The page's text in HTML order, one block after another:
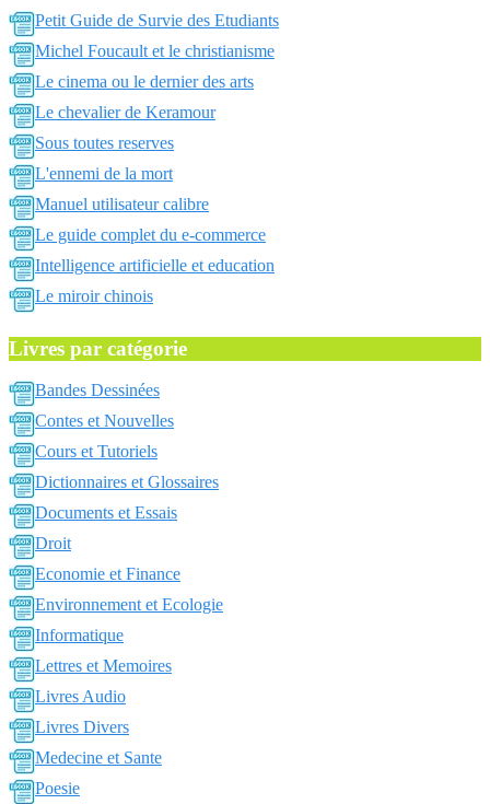
Petit Guide de Survie des Etudiants
Michel Foucault et le christianisme
Le cinema ou le dernier des arts
Le chevalier de Keramour
Sous toutes reserves
L'ennemi de la mort
Manuel utilisateur calibre
Le guide complet du e-commerce
Intelligence artificielle et education
Le miroir chinois
Livres par catégorie
Bandes Dessinées
Contes et Nouvelles
Cours et Tutoriels
Dictionnaires et Glossaires
Documents et Essais
Droit
Economie et Finance
Environnement et Ecologie
Informatique
Lettres et Memoires
Livres Audio
Livres Divers
Medecine et Sante
Poesie